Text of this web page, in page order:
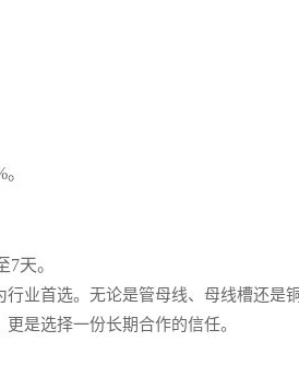
天。
业首选。无论是管母线、母线槽还是
是选择一份长期合作的信任。